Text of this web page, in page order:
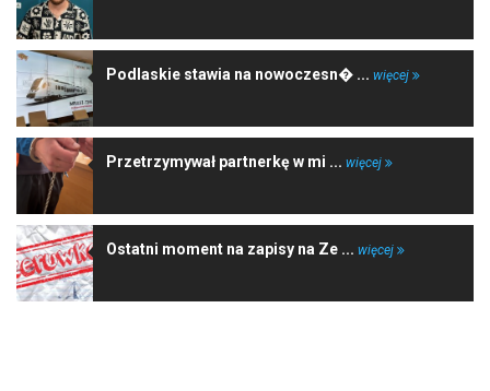
Podlaskie stawia na nowoczesn� ... więcej
Przetrzymywał partnerkę w mi ... więcej
Ostatni moment na zapisy na Ze ... więcej